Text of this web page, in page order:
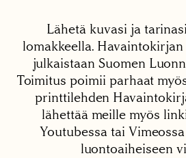
Lähetä kuvasi ja
lomakkeella.
julkaistaan Suomen
Toimitus poimii parhaat
printtilehden
lähettää meille myös
Youtubessa tai
luontoaiheiseen